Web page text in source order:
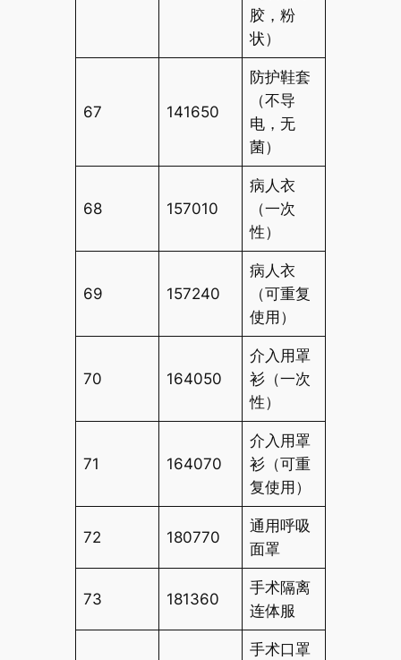
胶，粉
状）
67 141650
防护鞋套
（不导
电，无
菌）
68 157010
病人衣
（一次
性）
69 157240
病人衣
（可重复
使用）
70 164050
介入用罩
衫（一次
性）
71 164070
介入用罩
衫（可重
复使用）
72 180770
通用呼吸
面罩
73 181360
手术隔离
连体服
手术口罩